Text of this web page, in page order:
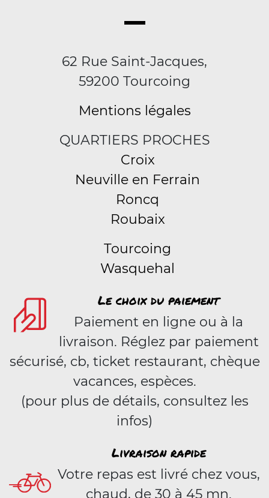
62 Rue Saint-Jacques,
59200 Tourcoing
Mentions légales
QUARTIERS PROCHES
Croix
Neuville en Ferrain
Roncq
Roubaix
Tourcoing
Wasquehal
Le choix du paiement
Paiement en ligne ou à la
livraison. Réglez par paiement
sécurisé, cb, ticket restaurant, chèque
vacances, espèces.
(pour plus de détails, consultez les
infos)
Livraison rapide
Votre repas est livré chez vous,
chaud, de 30 à 45 mn.